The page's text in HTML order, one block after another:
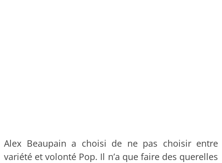
Alex Beaupain a choisi de ne pas choisir entre
variété et volonté Pop. Il n’a que faire des querelles